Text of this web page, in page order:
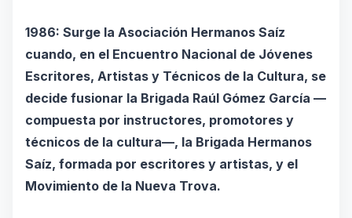
1986: Surge la Asociación Hermanos Saíz
cuando, en el Encuentro Nacional de Jóvenes
Escritores, Artistas y Técnicos de la Cultura, se
decide fusionar la Brigada Raúl Gómez García —
compuesta por instructores, promotores y
técnicos de la cultura—, la Brigada Hermanos
Saíz, formada por escritores y artistas, y el
Movimiento de la Nueva Trova.